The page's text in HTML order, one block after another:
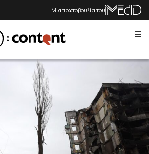
Μια πρωτοβουλία του